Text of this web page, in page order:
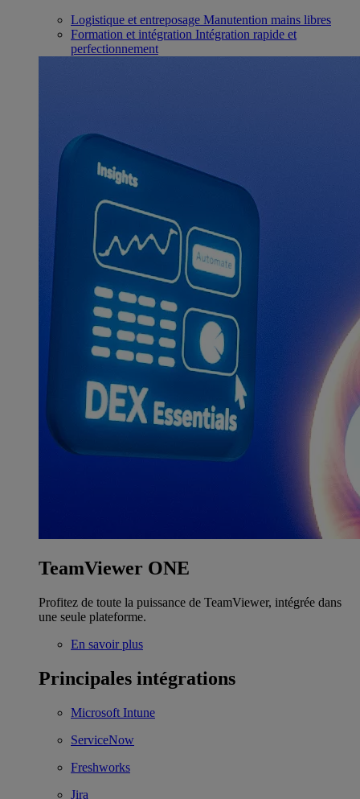
Logistique et entreposage Manutention mains libres
Formation et intégration Intégration rapide et
perfectionnement
TeamViewer ONE
Profitez de toute la puissance de TeamViewer, intégrée dans
une seule plateforme.
En savoir plus
Principales intégrations
Microsoft Intune
ServiceNow
Freshworks
Jira